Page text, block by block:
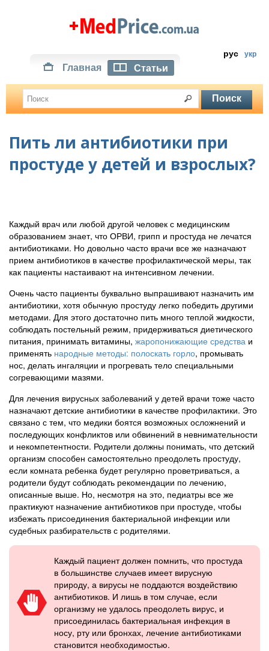
рус укр
Главная Статьи
Пить ли антибиотики при
простуде у детей и взрослых?
Каждый врач или любой другой человек с медицинским
образованием знает, что ОРВИ, грипп и простуда не лечатся
антибиотиками. Но довольно часто врачи все же назначают
прием антибиотиков в качестве профилактической меры, так
как пациенты настаивают на интенсивном лечении.
Очень часто пациенты буквально выпрашивают назначить им
антибиотики, хотя обычную простуду легко победить другими
методами. Для этого достаточно пить много теплой жидкости,
соблюдать постельный режим, придерживаться диетического
питания, принимать витамины, жаропонижающие средства и
применять народные методы: полоскать горло, промывать
нос, делать ингаляции и прогревать тело специальными
согревающими мазями.
Для лечения вирусных заболеваний у детей врачи тоже часто
назначают детские антибиотики в качестве профилактики. Это
связано с тем, что медики боятся возможных осложнений и
последующих конфликтов или обвинений в невнимательности
и некомпетентности. Родители должны понимать, что детский
организм способен самостоятельно преодолеть простуду,
если комната ребенка будет регулярно проветриваться, а
родители будут соблюдать рекомендации по лечению,
описанные выше. Но, несмотря на это, педиатры все же
практикуют назначение антибиотиков при простуде, чтобы
избежать присоединения бактериальной инфекции или
судебных разбирательств с родителями.
Каждый пациент должен помнить, что простуда
в большинстве случаев имеет вирусную
природу, а вирусы не поддаются воздействию
антибиотиков. И лишь в том случае, если
организму не удалось преодолеть вирус, и
присоединилась бактериальная инфекция в
носу, рту или бронхах, лечение антибиотиками
становится необходимостью.